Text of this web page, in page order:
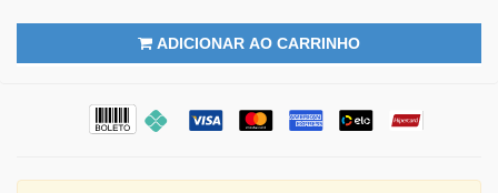
ADICIONAR AO CARRINHO